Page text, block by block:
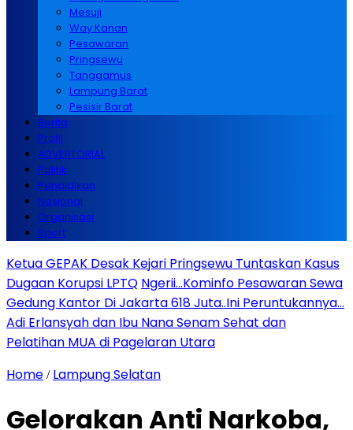
Mesuji
Way Kanan
Pesawaran
Pringsewu
Tanggamus
Lampung Barat
Pesisir Barat
Berita
Profil
ADVERTORIAL
Politik
Pendidikan
Nasional
Organisasi
Sport
Ketua GEPAK Desak Kejari Pringsewu Tuntaskan Kasus
Dugaan Korupsi LPTQ Ngerii…Kominfo Pesawaran Sewa
Gedung Kantor Di Jakarta 618 Juta..Ini Peruntukannya…
Adi Erlansyah dan Ibu Nana Senam Sehat dan
Pelatihan MUA di Pagelaran Utara
Home / Lampung Selatan
Gelorakan Anti Narkoba,